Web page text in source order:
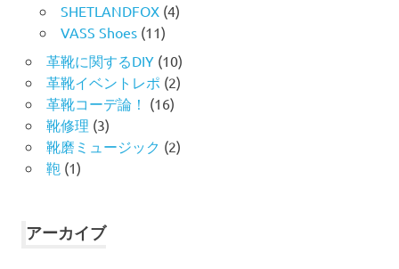
SHETLANDFOX(4)
VASS Shoes(11)
革靴に関するDIY(10)
革靴イベントレポ (2)
革靴コーデ論！ (16)
靴修理 (3)
靴磨ミュージック (2)
鞄 (1)
アーカイブ